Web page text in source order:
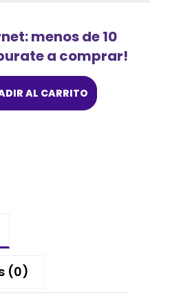
menos de 10
a comprar!
AL CARRITO
(0)